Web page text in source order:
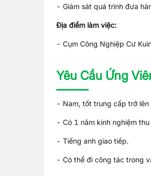
- Giám sát quá trình đưa
Địa điểm làm việc:
- Cụm Công Nghiệp Cư
Yêu Cầu Ứng
- Nam, tốt trung cấp trở lên
- Có 1 năm kinh nghiệm
- Tiếng anh giao tiếp.
- Có thể đi công tác trong